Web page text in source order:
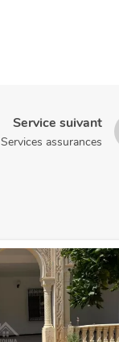
Service suivant
Services assurances